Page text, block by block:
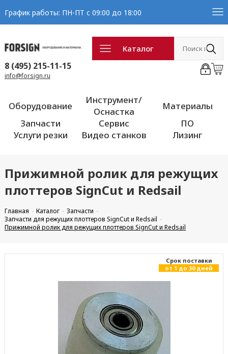
График работы: ПН-ПТ с 09:00 до 18:00
Каталог
8 (495) 215-11-15
info@forsign.ru
Оборудование
Инструмент/
Оснастка
Материалы
Запчасти
Сервис
ПО
Услуги резки
Видео станков Лизинг
Прижимной ролик для режущих
плоттеров SignCut и Redsail
Главная Каталог
Запчасти
Запчасти для режущих плоттеров SignCut и Redsail
Прижимной ролик для режущих плоттеров SignCut и Redsail
Cрок поставки
от 1 до 30 дней